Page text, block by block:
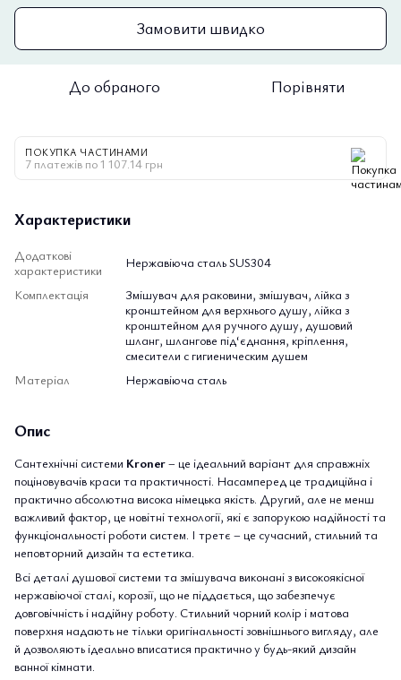
Замовити швидко
До обраного Порівняти
ПОКУПКА ЧАСТИНАМИ
7 платежів по 1 107.14 грн
Характеристики
Додаткові
характеристики
Нержавіюча сталь SUS304
Комплектація
Змішувач для раковини, змішувач, лійка з
кронштейном для верхнього душу, лійка з
кронштейном для ручного душу, душовий
шланг, шлангове під‘єднання, кріплення,
смесители с гигиеническим душем
Матеріал
Нержавіюча сталь
Опис
Сантехнічні системи Kroner– це ідеальний варіант для справжніх
поціновувачів краси та практичності. Насамперед це традиційна і
практично абсолютна висока німецька якість. Другий, але не менш
важливий фактор, це новітні технології, які є запорукою надійності та
функціональності роботи систем. І третє – це сучасний, стильний та
неповторний дизайн та естетика.
Всі деталі душової системи та змішувача виконані з високоякісної
нержавіючої сталі, корозії, що не піддається, що забезпечує
довговічність і надійну роботу. Стильний чорний колір і матова
поверхня надають не тільки оригінальності зовнішнього вигляду, але
й дозволяють ідеально вписатися практично у будь-який дизайн
ванної кімнати.